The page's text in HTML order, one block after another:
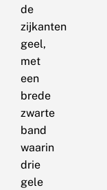
de
zijkanten
geel,
met
een
brede
zwarte
band
waarin
drie
gele